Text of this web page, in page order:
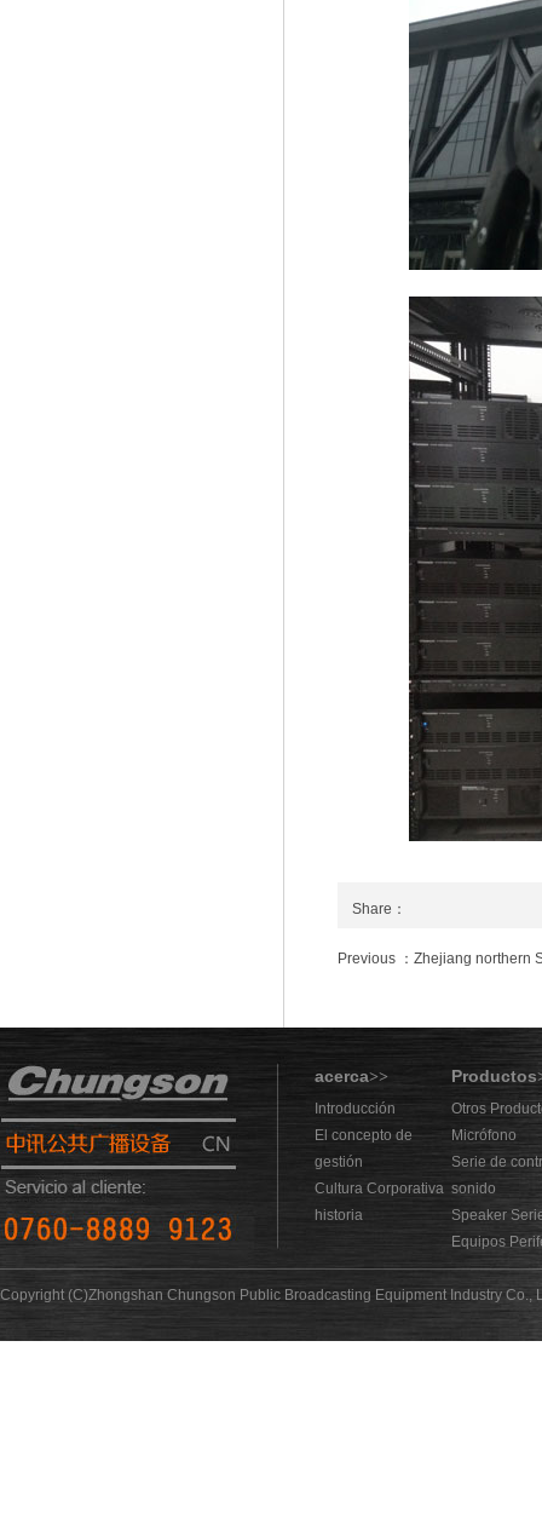
Share：
Previous ：Zhejiang northern
acerca>> Productos
Introducción
El concepto de
gestión
Cultura Corporativa
historia
Otros
Micrófono
Serie de
sonido
Speaker
Equipos
Copyright (C)Zhongshan Chungson Public Broadcasting Equipment Industry